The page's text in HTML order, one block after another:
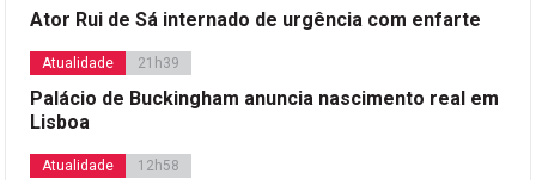
Ator Rui de Sá internado de urgência com enfarte
Atualidade 21h39
Palácio de Buckingham anuncia nascimento real em
Lisboa
Atualidade 12h58